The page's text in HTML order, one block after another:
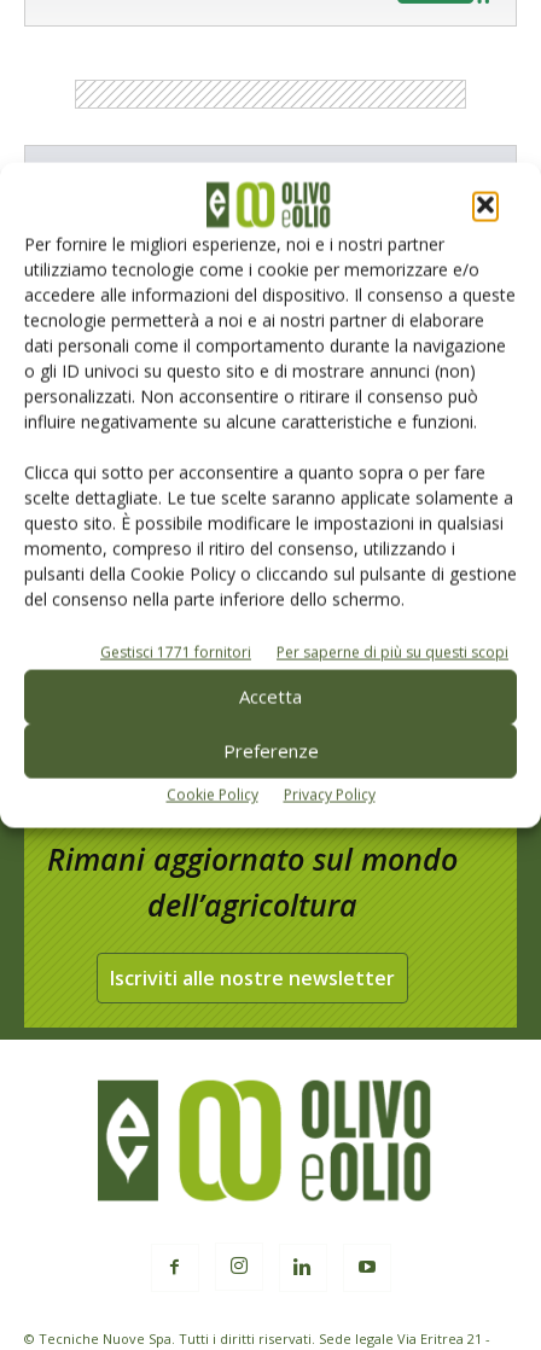
Per fornire le migliori esperienze, noi e i nostri partner
utilizziamo tecnologie come i cookie per memorizzare e/o
accedere alle informazioni del dispositivo. Il consenso a queste
tecnologie permetterà a noi e ai nostri partner di elaborare
dati personali come il comportamento durante la navigazione
o gli ID univoci su questo sito e di mostrare annunci (non)
personalizzati. Non acconsentire o ritirare il consenso può
influire negativamente su alcune caratteristiche e funzioni.
Clicca qui sotto per acconsentire a quanto sopra o per fare
scelte dettagliate. Le tue scelte saranno applicate solamente a
questo sito. È possibile modificare le impostazioni in qualsiasi
momento, compreso il ritiro del consenso, utilizzando i
pulsanti della Cookie Policy o cliccando sul pulsante di gestione
del consenso nella parte inferiore dello schermo.
Gestisci 1771 fornitori Per saperne di più su questi scopi
Accetta
Preferenze
Cookie Policy Privacy Policy
Catalogo Aziende e Prodotti
Un modo semplice per cercare un'azienda o un
prodotto!
Cerca adesso
L'Esperto risponde
I consigli di Terra e Vita agli agricoltori
Cerca adesso
Rimani aggiornato sul mondo
dell’agricoltura
Iscriviti alle nostre newsletter
© Tecniche Nuove Spa. Tutti i diritti riservati. Sede legale Via Eritrea 21 -